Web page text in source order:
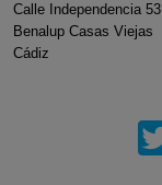
Calle Independencia 53
Benalup Casas Viejas
Cádiz